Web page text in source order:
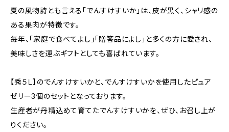
夏の風物詩とも言える「でんすけすいか」は、皮が黒く、シャリ感の
ある果肉が特徴です。
毎年、「家庭で食べてよし」「贈答品によし」と多くの方に愛され、
美味しさを運ぶギフトとしても喜ばれています。
【秀５Ｌ】のでんすけすいかと、でんすけすいかを使用したピュア
ゼリー3個のセットとなっております。
生産者が丹精込めて育てたでんすけすいかを、ぜひ、お召し上が
りください。